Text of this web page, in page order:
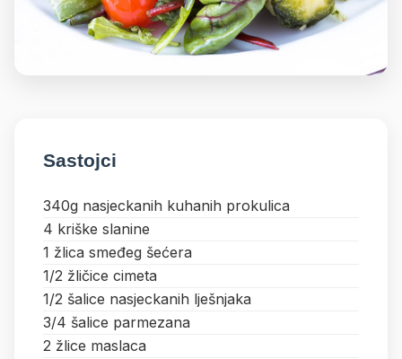
Sastojci
340g nasjeckanih kuhanih prokulica
4 kriške slanine
1 žlica smeđeg šećera
1/2 žličice cimeta
1/2 šalice nasjeckanih lješnjaka
3/4 šalice parmezana
2 žlice maslaca